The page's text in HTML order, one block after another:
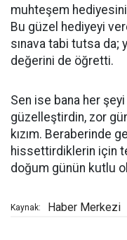
muhteşem hediyesini
Bu güzel hediyeyi
sınava tabi tutsa da;
değerini de öğretti.
Sen ise bana her şeyi
güzelleştirdin, zor
kızım. Beraberinde
hissettirdiklerin için
doğum günün kutlu
Kaynak: Haber Merkezi